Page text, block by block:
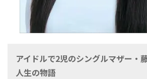
アイドルで2児のシングルマザー・
人生の物語